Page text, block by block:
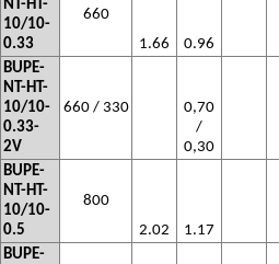
NT-HT-
10/10-
0.33
660
1.66
0.96
BUPE-
NT-HT-
10/10-
0.33-
2V
660 / 330
0,70
/
0,30
BUPE-
NT-HT-
10/10-
0.5
800
2.02
1.17
BUPE-